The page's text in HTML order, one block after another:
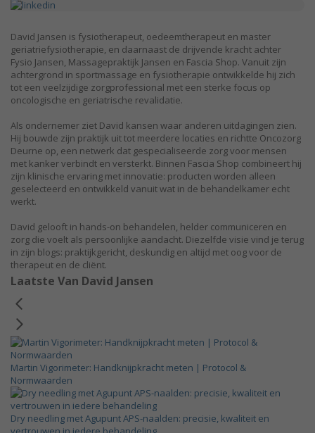
David Jansen is fysiotherapeut, oedeemtherapeut en master
geriatriefysiotherapie, en daarnaast de drijvende kracht achter
Fysio Jansen, Massagepraktijk Jansen en Fascia Shop. Vanuit zijn
achtergrond in sportmassage en fysiotherapie ontwikkelde hij zich
tot een veelzijdige zorgprofessional met een sterke focus op
oncologische en geriatrische revalidatie.
Als ondernemer ziet David kansen waar anderen uitdagingen zien.
Hij bouwde zijn praktijk uit tot meerdere locaties en richtte Oncozorg
Deurne op, een netwerk dat gespecialiseerde zorg voor mensen
met kanker verbindt en versterkt. Binnen Fascia Shop combineert hij
zijn klinische ervaring met innovatie: producten worden alleen
geselecteerd en ontwikkeld vanuit wat in de behandelkamer echt
werkt.
David gelooft in hands-on behandelen, helder communiceren en
zorg die voelt als persoonlijke aandacht. Diezelfde visie vind je terug
in zijn blogs: praktijkgericht, deskundig en altijd met oog voor de
therapeut en de cliënt.
Laatste Van David Jansen
Martin Vigorimeter: Handknijpkracht meten | Protocol &
Normwaarden
Dry needling met Agupunt APS-naalden: precisie, kwaliteit en